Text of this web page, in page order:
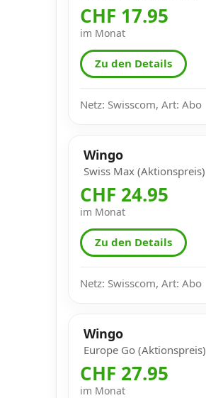
CHF 17.95
im Monat
Zu den Details
Netz: Swisscom, Art: Abo
Wingo
Swiss Max (Aktionspreis)
CHF 24.95
im Monat
Zu den Details
Netz: Swisscom, Art: Abo
Wingo
Europe Go (Aktionspreis)
CHF 27.95
im Monat